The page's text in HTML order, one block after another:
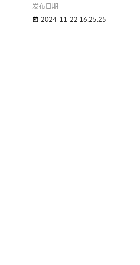
发布日期
today 2024-11-22 16:25:25